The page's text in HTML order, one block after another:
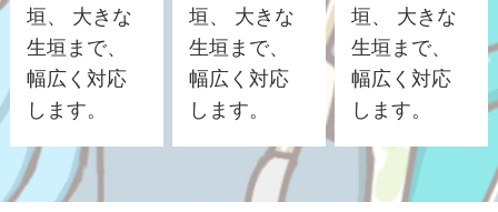
垣、 大きな
生垣まで、
幅広く対応
します。
垣、 大きな
生垣まで、
幅広く対応
します。
垣、 大きな
生垣まで、
幅広く対応
します。